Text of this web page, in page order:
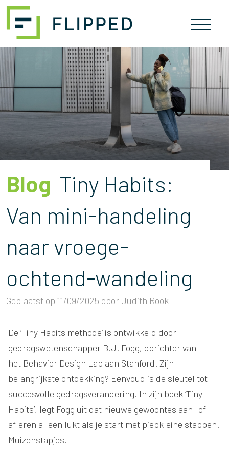
Skip
naar
inhoud
Blog Tiny Habits:
Van mini-handeling
naar vroege-
ochtend-wandeling
Geplaatst op 11/09/2025 door Judith Rook
De ‘Tiny Habits methode’ is ontwikkeld door
gedragswetenschapper B.J. Fogg, oprichter van
het Behavior Design Lab aan Stanford. Zijn
belangrijkste ontdekking? Eenvoud is de sleutel tot
succesvolle gedragsverandering. In zijn boek‘Tiny
Habits’, legt Fogg uit dat nieuwe gewoontes aan- of
afleren alleen lukt als je start met piepkleine stappen.
Muizenstapjes.